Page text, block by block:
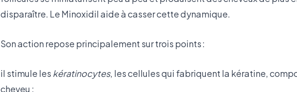
disparaître. Le Minoxidil aide à casser cette dynamique.
Son action repose principalement sur trois points :
il stimule les kératinocytes, les cellules qui fabriquent la kératine,
cheveu ;